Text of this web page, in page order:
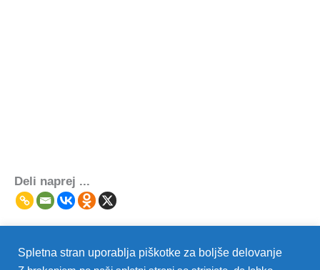
Deli naprej ...
Prejšnji Post Naslednji Post
Spletna stran uporablja piškotke za boljše delovanje